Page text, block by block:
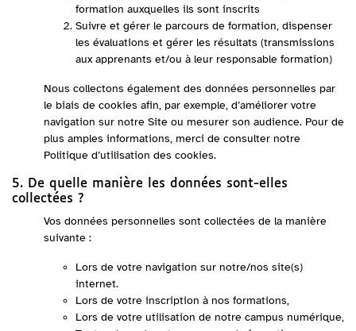
formation auxquelles ils sont inscrits
Suivre et gérer le parcours de formation, dispenser
les évaluations et gérer les résultats (transmissions
aux apprenants et/ou à leur responsable formation)
Nous collectons également des données personnelles par
le biais de cookies afin, par exemple, d’améliorer votre
navigation sur notre Site ou mesurer son audience. Pour de
plus amples informations, merci de consulter notre
Politique d’utilisation des cookies.
5. De quelle manière les données sont-elles
collectées ?
Vos données personnelles sont collectées de la manière
suivante :
Lors de votre navigation sur notre/nos site(s)
internet.
Lors de votre inscription à nos formations,
Lors de votre utilisation de notre campus numérique,